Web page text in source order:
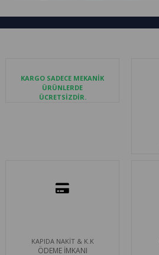
KARGO SADECE MEKANİK
ÜRÜNLERDE
ÜCRETSİZDİR.
KAPIDA NAKİT & K.K
ÖDEME İMKANI